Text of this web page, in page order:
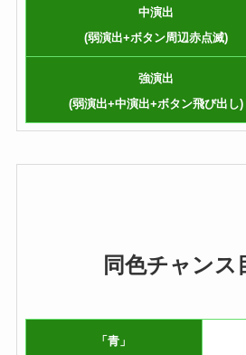
中演出
(弱演出+ボタン周辺赤点滅)
強演出
(弱演出+中演出+ボタン飛び出し)
同色チャンス
「青」